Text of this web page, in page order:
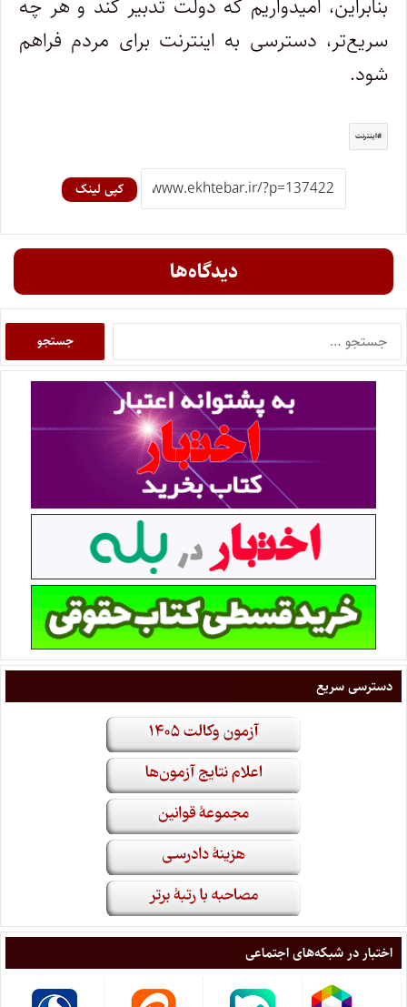
بنابراین، امیدواریم که دولت تدبیر کند و هر چه
سریع‌تر، دسترسی به اینترنت برای مردم فراهم
شود.
اینترنت
کپی لینک
دیدگاه‌ها
دسترسی سریع
اختبار در شبکه‌های اجتماعی